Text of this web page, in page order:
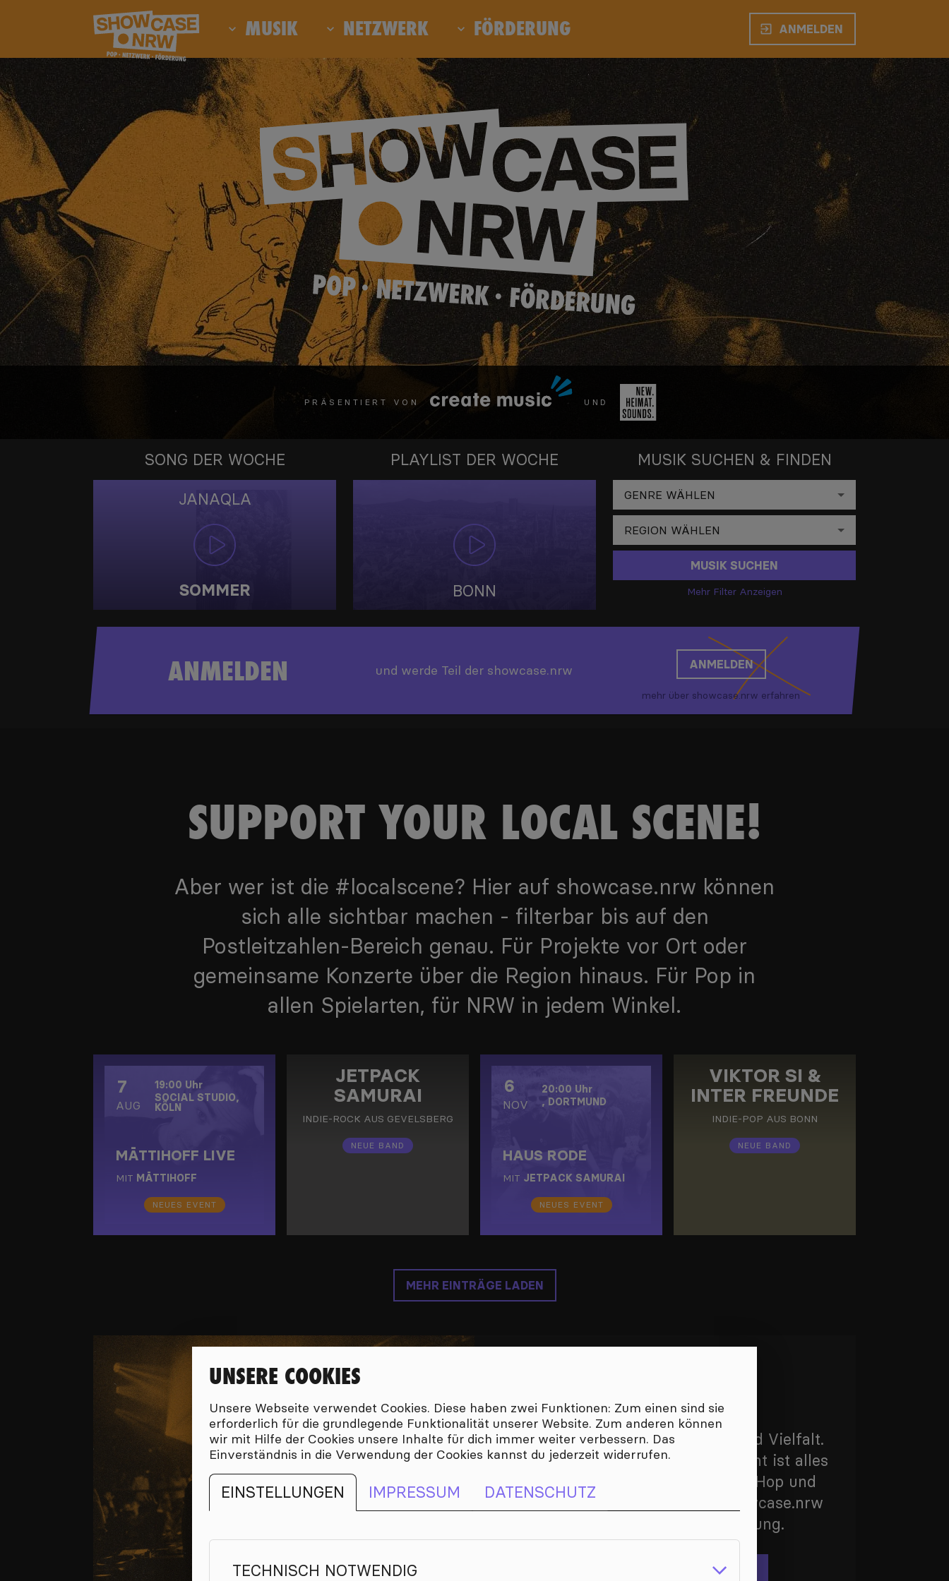
MUSIK NETZWERK FÖRDERUNG ANMELDEN
PRÄSENTIERT VON UND
SONG DER WOCHE
JANAQLA
SOMMER
PLAYLIST DER WOCHE
BONN
MUSIK SUCHEN & FINDEN
MUSIK SUCHEN
Mehr Filter Anzeigen
ANMELDEN und werde Teil der showcase.nrw ANMELDEN
mehr über showcase.nrw erfahren
SUPPORT YOUR LOCAL SCENE!
Aber wer ist die #localscene? Hier auf showcase.nrw können
sich alle sichtbar machen - filterbar bis auf den
Postleitzahlen-Bereich genau. Für Projekte vor Ort oder
gemeinsame Konzerte über die Region hinaus. Für Pop in
allen Spielarten, für NRW in jedem Winkel.
7
AUG
19:00 Uhr
SOCIAL STUDIO,
KÖLN
MĀTTIHOFF LIVE
MIT MĀTTIHOFF
NEUES EVENT
JETPACK
SAMURAI
INDIE-ROCK AUS GEVELSBERG
NEUE BAND
6
NOV
20:00 Uhr
, DORTMUND
HAUS RODE
MIT JETPACK SAMURAI
NEUES EVENT
VIKTOR SI &
INTER FREUNDE
INDIE-POP AUS BONN
NEUE BAND
MEHR EINTRÄGE LADEN
POP AUS NRW
Wir sind viele in NRW und wir sind Vielfalt.
Pop ist nur der Oberbegriff, gemeint ist alles
zwischen Folk und Hardcore, HipHop und
Electro, Großstadt und Land. showcase.nrw
schafft die kürzeste Verbindung.
JETZT MUSIK SUCHEN & FINDEN
UNSERE COOKIES
Unsere Webseite verwendet Cookies. Diese haben zwei Funktionen: Zum einen sind sie
erforderlich für die grundlegende Funktionalität unserer Website. Zum anderen können
wir mit Hilfe der Cookies unsere Inhalte für dich immer weiter verbessern. Das
Einverständnis in die Verwendung der Cookies kannst du jederzeit widerrufen.
EINSTELLUNGEN IMPRESSUM DATENSCHUTZ
TECHNISCH NOTWENDIG